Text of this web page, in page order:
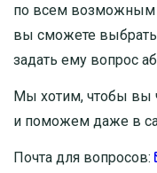
по всем возможным
вы сможете
задать ему вопрос
Мы хотим, чтобы вы
и поможем даже в
Почта для вопросов: